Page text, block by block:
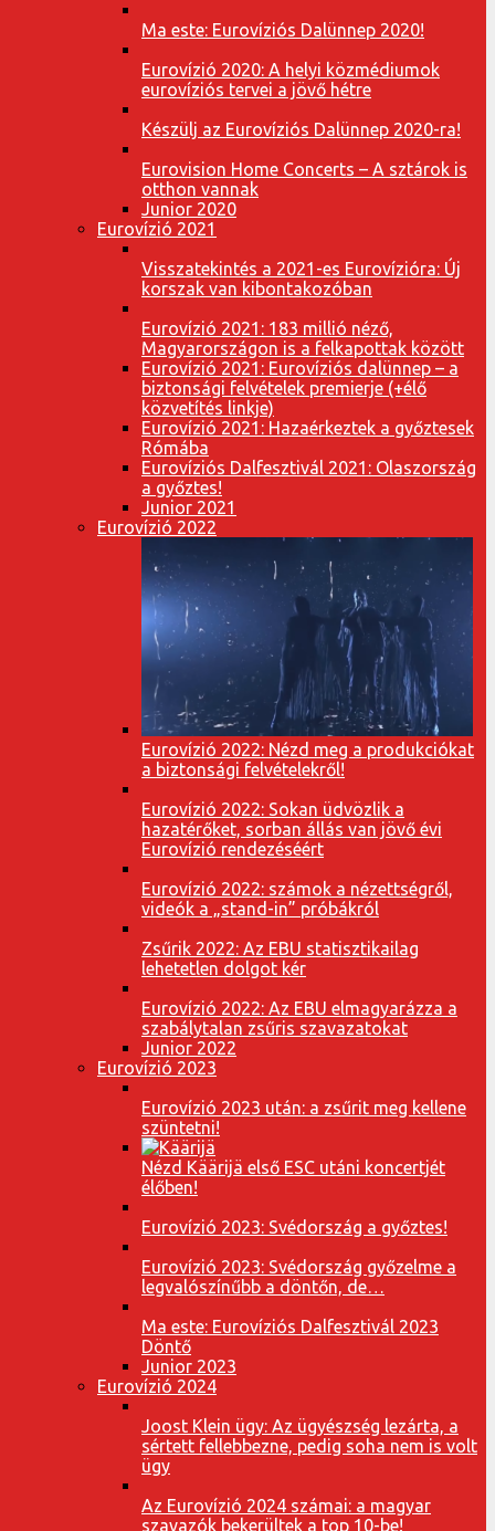
Ma este: Eurovíziós Dalünnep 2020!
Eurovízió 2020: A helyi közmédiumok
eurovíziós tervei a jövő hétre
Készülj az Eurovíziós Dalünnep 2020-ra!
Eurovision Home Concerts – A sztárok is
otthon vannak
Junior 2020
Eurovízió 2021
Visszatekintés a 2021-es Eurovízióra: Új
korszak van kibontakozóban
Eurovízió 2021: 183 millió néző,
Magyarországon is a felkapottak között
Eurovízió 2021: Eurovíziós dalünnep – a
biztonsági felvételek premierje (+élő
közvetítés linkje)
Eurovízió 2021: Hazaérkeztek a győztesek
Rómába
Eurovíziós Dalfesztivál 2021: Olaszország
a győztes!
Junior 2021
Eurovízió 2022
Eurovízió 2022: Nézd meg a produkciókat
a biztonsági felvételekről!
Eurovízió 2022: Sokan üdvözlik a
hazatérőket, sorban állás van jövő évi
Eurovízió rendezéséért
Eurovízió 2022: számok a nézettségről,
videók a „stand-in” próbákról
Zsűrik 2022: Az EBU statisztikailag
lehetetlen dolgot kér
Eurovízió 2022: Az EBU elmagyarázza a
szabálytalan zsűris szavazatokat
Junior 2022
Eurovízió 2023
Eurovízió 2023 után: a zsűrit meg kellene
szüntetni!
Nézd Käärijä első ESC utáni koncertjét
élőben!
Eurovízió 2023: Svédország a győztes!
Eurovízió 2023: Svédország győzelme a
legvalószínűbb a döntőn, de…
Ma este: Eurovíziós Dalfesztivál 2023
Döntő
Junior 2023
Eurovízió 2024
Joost Klein ügy: Az ügyészség lezárta, a
sértett fellebbezne, pedig soha nem is volt
ügy
Az Eurovízió 2024 számai: a magyar
szavazók bekerültek a top 10-be!